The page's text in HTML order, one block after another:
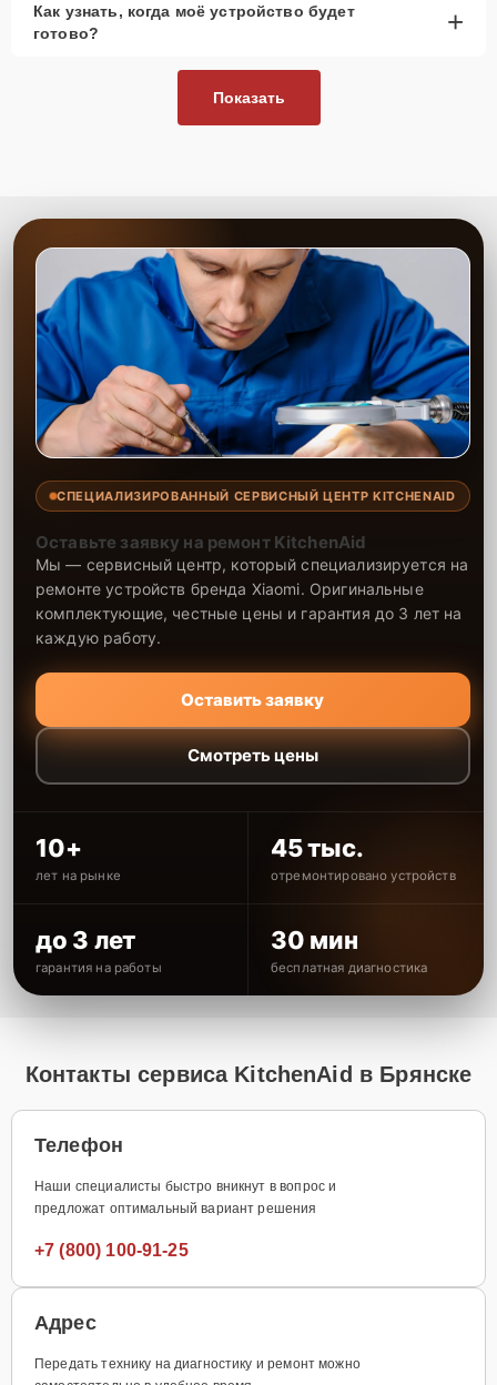
Как узнать, когда моё устройство будет
готово?
+
Показать
СПЕЦИАЛИЗИРОВАННЫЙ СЕРВИСНЫЙ ЦЕНТР KITCHENAID
Оставьте заявку на ремонт KitchenAid
Мы — сервисный центр, который специализируется на
ремонте устройств бренда Xiaomi. Оригинальные
комплектующие, честные цены и гарантия до 3 лет на
каждую работу.
Оставить заявку
Смотреть цены
10+
лет на рынке
45 тыс.
отремонтировано устройств
до 3 лет
гарантия на работы
30 мин
бесплатная диагностика
Контакты сервиса KitchenAid в Брянске
Телефон
Наши специалисты быстро вникнут в вопрос и
предложат оптимальный вариант решения
+7 (800) 100-91-25
Адрес
Передать технику на диагностику и ремонт можно